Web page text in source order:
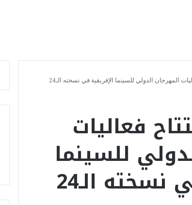
المهرجان الدولي للسينما الإفريقية في نسخته الـ24
فعاليات
للسينما
نسخته الـ24